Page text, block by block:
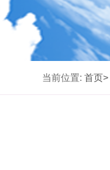
当前位置: 首页>